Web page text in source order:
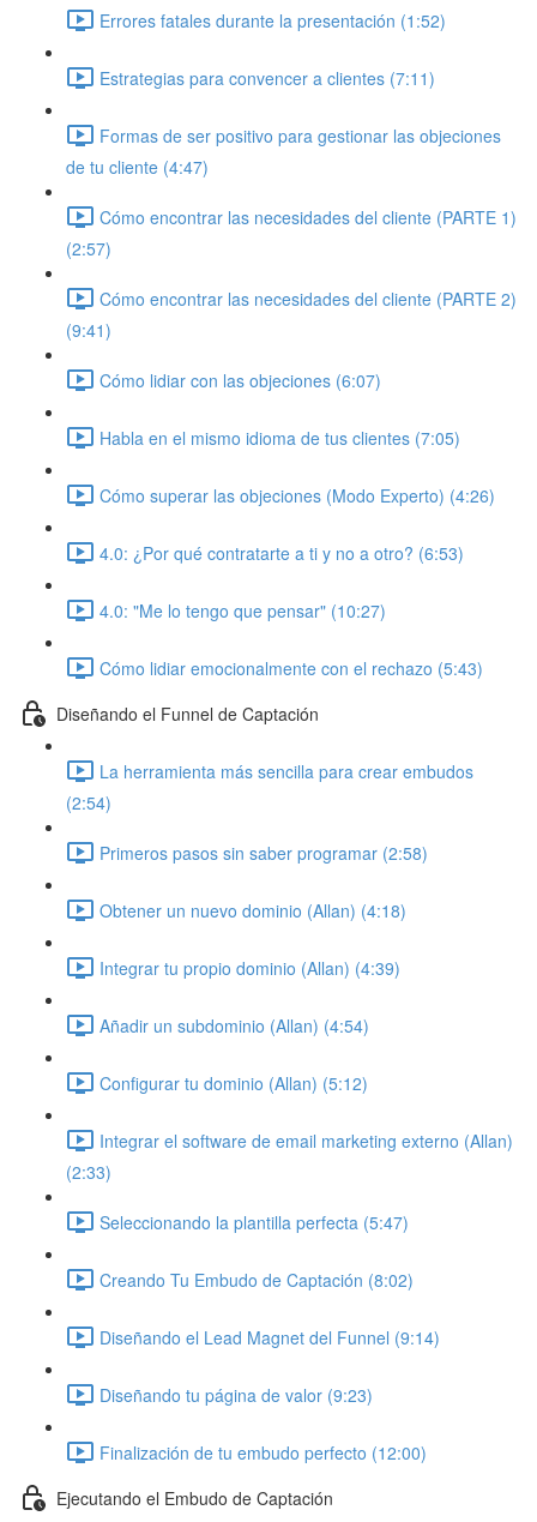
Errores fatales durante la presentación (1:52)
Estrategias para convencer a clientes (7:11)
Formas de ser positivo para gestionar las objeciones
de tu cliente (4:47)
Cómo encontrar las necesidades del cliente (PARTE 1)
(2:57)
Cómo encontrar las necesidades del cliente (PARTE 2)
(9:41)
Cómo lidiar con las objeciones (6:07)
Habla en el mismo idioma de tus clientes (7:05)
Cómo superar las objeciones (Modo Experto) (4:26)
4.0: ¿Por qué contratarte a ti y no a otro? (6:53)
4.0: "Me lo tengo que pensar" (10:27)
Cómo lidiar emocionalmente con el rechazo (5:43)
Diseñando el Funnel de Captación
La herramienta más sencilla para crear embudos
(2:54)
Primeros pasos sin saber programar (2:58)
Obtener un nuevo dominio (Allan) (4:18)
Integrar tu propio dominio (Allan) (4:39)
Añadir un subdominio (Allan) (4:54)
Configurar tu dominio (Allan) (5:12)
Integrar el software de email marketing externo (Allan)
(2:33)
Seleccionando la plantilla perfecta (5:47)
Creando Tu Embudo de Captación (8:02)
Diseñando el Lead Magnet del Funnel (9:14)
Diseñando tu página de valor (9:23)
Finalización de tu embudo perfecto (12:00)
Ejecutando el Embudo de Captación